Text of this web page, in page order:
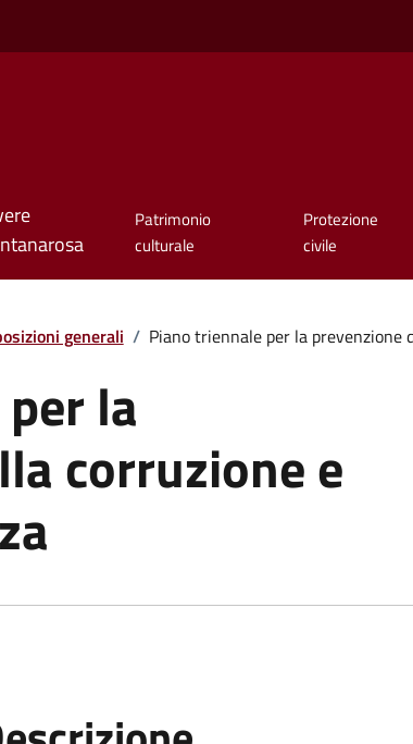
Patrimonio
culturale
Protezione
civile
generali / Piano triennale per la prevenzione
la
corruzione e